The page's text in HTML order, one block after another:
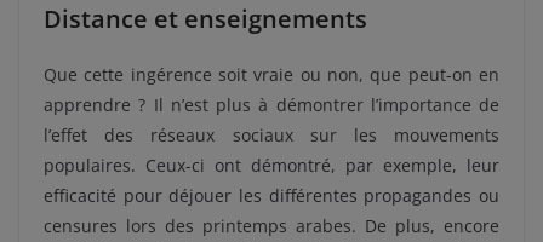
Distance et enseignements
Que cette ingérence soit vraie ou non, que peut-on en
apprendre ? Il n’est plus à démontrer l’importance de
l’effet des réseaux sociaux sur les mouvements
populaires. Ceux-ci ont démontré, par exemple, leur
efficacité pour déjouer les différentes propagandes ou
censures lors des printemps arabes. De plus, encore